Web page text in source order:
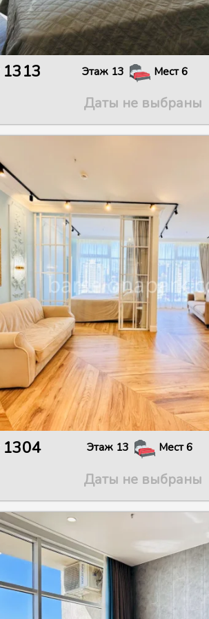
1313 Этаж 13 Мест6
Даты не выбраны
1304 Этаж 13 Мест6
Даты не выбраны